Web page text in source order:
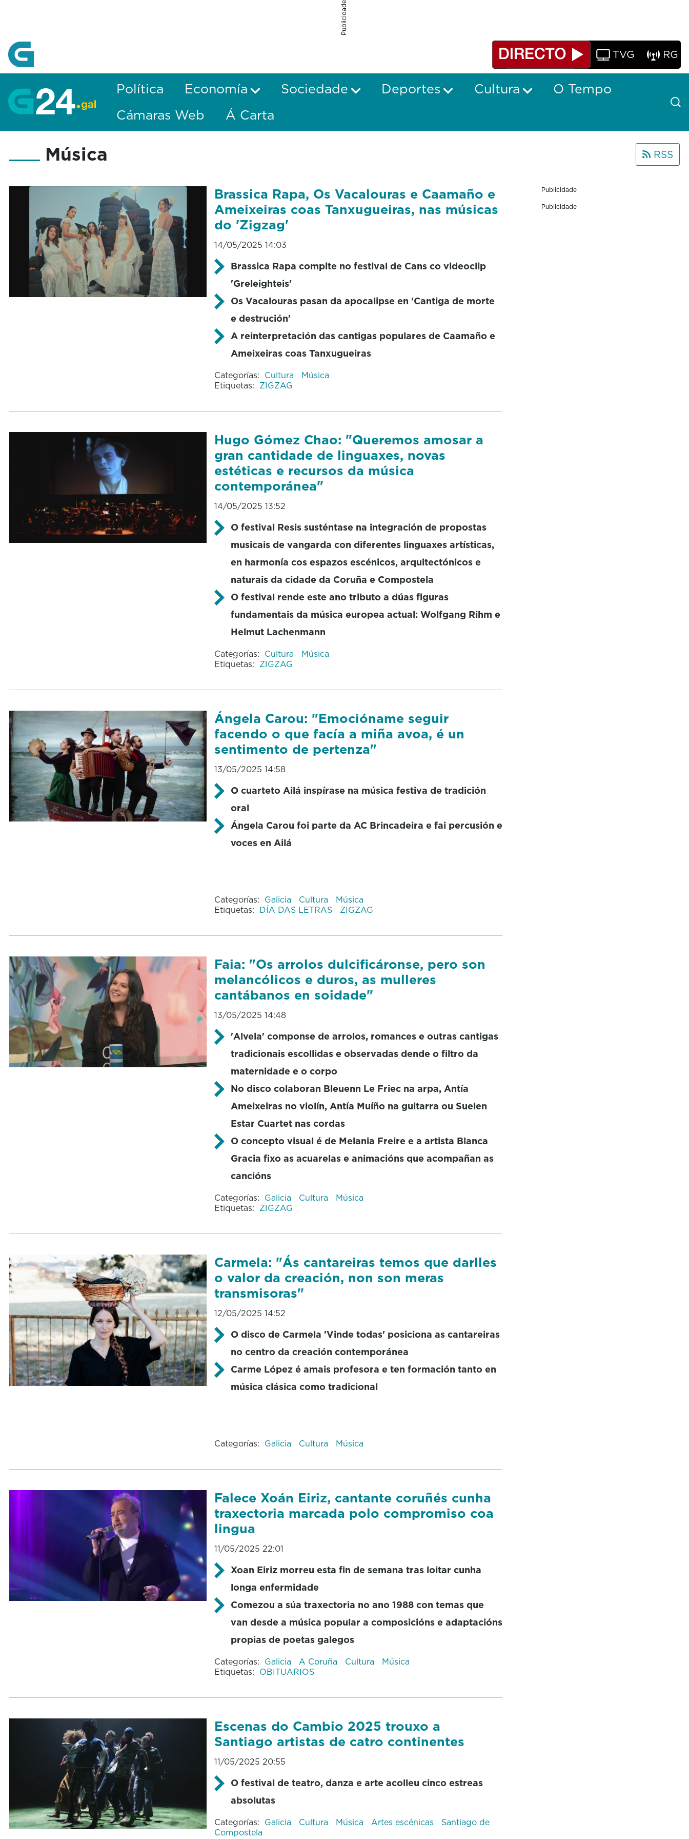
Publicidade
TVG RG
Política Economía Sociedade Deportes Cultura
O Tempo
Cámaras Web
Á Carta
Música RSS
Brassica Rapa, Os Vacalouras e Caamaño e
Ameixeiras coas Tanxugueiras, nas músicas
do 'Zigzag'
14/05/2025 14:03
Brassica Rapa compite no festival de Cans co videoclip
'Greleighteis'
Os Vacalouras pasan da apocalipse en 'Cantiga de morte
e destrución'
A reinterpretación das cantigas populares de Caamaño e
Ameixeiras coas Tanxugueiras
Categorías: Cultura
Música
Etiquetas: ZIGZAG
Hugo Gómez Chao: "Queremos amosar a
gran cantidade de linguaxes, novas
estéticas e recursos da música
contemporánea"
14/05/2025 13:52
O festival Resis susténtase na integración de propostas
musicais de vangarda con diferentes linguaxes artísticas,
en harmonía cos espazos escénicos, arquitectónicos e
naturais da cidade da Coruña e Compostela
O festival rende este ano tributo a dúas figuras
fundamentais da música europea actual: Wolfgang Rihm e
Helmut Lachenmann
Categorías: Cultura
Música
Etiquetas: ZIGZAG
Ángela Carou: "Emocióname seguir
facendo o que facía a miña avoa, é un
sentimento de pertenza"
13/05/2025 14:58
O cuarteto Ailá inspírase na música festiva de tradición
oral
Ángela Carou foi parte da AC Brincadeira e fai percusión e
voces en Ailá
Categorías: Galicia Cultura
Música
Etiquetas: DÍA DAS LETRAS ZIGZAG
Faia: "Os arrolos dulcificáronse, pero son
melancólicos e duros, as mulleres
cantábanos en soidade"
13/05/2025 14:48
'Alvela' componse de arrolos, romances e outras cantigas
tradicionais escollidas e observadas dende o filtro da
maternidade e o corpo
No disco colaboran Bleuenn Le Friec na arpa, Antía
Ameixeiras no violín, Antía Muíño na guitarra ou Suelen
Estar Cuartet nas cordas
O concepto visual é de Melania Freire e a artista Blanca
Gracia fixo as acuarelas e animacións que acompañan as
cancións
Categorías: Galicia Cultura
Música
Etiquetas: ZIGZAG
Carmela: "Ás cantareiras temos que darlles
o valor da creación, non son meras
transmisoras"
12/05/2025 14:52
O disco de Carmela 'Vinde todas' posiciona as cantareiras
no centro da creación contemporánea
Carme López é amais profesora e ten formación tanto en
música clásica como tradicional
Categorías: Galicia Cultura Música
Falece Xoán Eiriz, cantante coruñés cunha
traxectoria marcada polo compromiso coa
lingua
11/05/2025 22:01
Xoan Eiriz morreu esta fin de semana tras loitar cunha
longa enfermidade
Comezou a súa traxectoria no ano 1988 con temas que
van desde a música popular a composicións e adaptacións
propias de poetas galegos
Categorías: Galicia A Coruña Cultura
Música
Etiquetas: OBITUARIOS
Escenas do Cambio 2025 trouxo a
Santiago artistas de catro continentes
11/05/2025 20:55
O festival de teatro, danza e arte acolleu cinco estreas
absolutas
Categorías: Galicia Cultura Música Artes escénicas
Santiago de
Compostela
Publicidade
Publicidade